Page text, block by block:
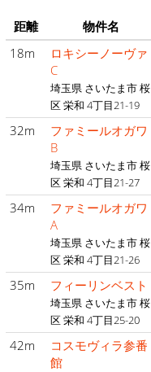
距離 物件名
18m
ロキシーノーヴァ
C
埼玉県 さいたま市 桜
区 栄和 4丁目21-19
32m
ファミールオガワ
B
埼玉県 さいたま市 桜
区 栄和 4丁目21-27
34m
ファミールオガワ
A
埼玉県 さいたま市 桜
区 栄和 4丁目21-26
35m フィーリンベスト
埼玉県 さいたま市 桜
区 栄和 4丁目25-20
42m
コスモヴィラ参番
館